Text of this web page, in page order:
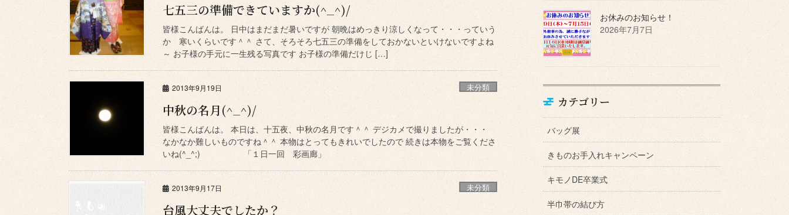
七五三の準備できていますか(^_^)/
皆様こんばんは。 日中はまだまだ暑いですが 朝晩はめっきり涼しくなって・・・っていう
か 寒いくらいです＾＾ さて、そろそろ七五三の準備をしておかないといけないですよね
～ お子様の手元に一生残る写真です お子様の準備だけじ […]
2013年9月19日 未分類
中秋の名月(^_^)/
皆様こんばんは。 本日は、十五夜、中秋の名月です＾＾ デジカメで撮りましたが・・・
なかなか難しいものですね＾＾ 本物はとってもきれいでしたので 続きは本物をご覧くださ
いね(^_^;) 「１日一回 彩画廊」
2013年9月17日 未分類
台風大丈夫でしたか？
お休みのお知らせ！
2026年7月7日
カテゴリー
バッグ展
きものお手入れキャンペーン
キモノDE卒業式
半巾帯の結び方